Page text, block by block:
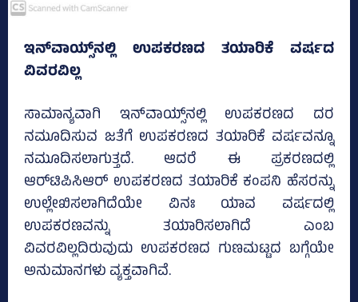
ಇನ್‌ವಾಯ್ಸ್‌ನಲ್ಲಿ ಉಪಕರಣದ ತಯಾರಿಕೆ ವರ್ಷದ
ವಿವರವಿಲ್ಲ
ಸಾಮಾನ್ಯವಾಗಿ ಇನ್‌ವಾಯ್ಸ್‌ನಲ್ಲಿ ಉಪಕರಣದ ದರ
ನಮೂದಿಸುವ ಜತೆಗೆ ಉಪಕರಣದ ತಯಾರಿಕೆ ವರ್ಷವನ್ನೂ
ನಮೂದಿಸಲಾಗುತ್ತದೆ. ಆದರೆ ಈ ಪ್ರಕರಣದಲ್ಲಿ
ಆರ್‌ಟಿಪಿಸಿಆರ್‌ ಉಪಕರಣದ ತಯಾರಿಕೆ ಕಂಪನಿ ಹೆಸರನ್ನು
ಉಲ್ಲೇಖಿಸಲಾಗಿದೆಯೇ ವಿನಃ ಯಾವ ವರ್ಷದಲ್ಲಿ
ಉಪಕರಣವನ್ನು ತಯಾರಿಸಲಾಗಿದೆ ಎಂಬ
ವಿವರವಿಲ್ಲದಿರುವುದು ಉಪಕರಣದ ಗುಣಮಟ್ಟದ ಬಗ್ಗೆಯೇ
ಅನುಮಾನಗಳು ವ್ಯಕ್ತವಾಗಿವೆ.